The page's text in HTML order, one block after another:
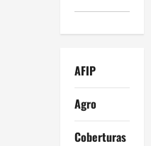
AFIP
Agro
Coberturas